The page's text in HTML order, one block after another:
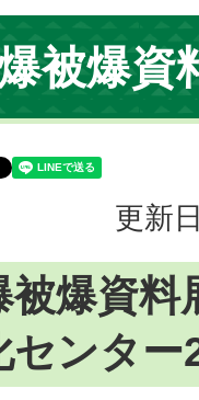
被爆資
更新
被爆資料
センター